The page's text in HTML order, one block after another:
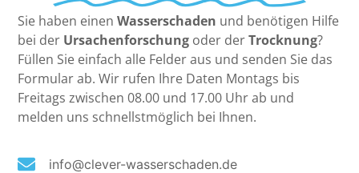
Sie haben einenWasserschaden und benötigen Hilfe
bei der Ursachenforschung oder derTrocknung?
Füllen Sie einfach alle Felder aus und senden Sie das
Formular ab. Wir rufen Ihre Daten Montags bis
Freitags zwischen 08.00 und 17.00 Uhr ab und
melden uns schnellstmöglich bei Ihnen.
info@clever-wasserschaden.de